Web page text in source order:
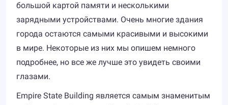
большой картой памяти и несколькими
зарядными устройствами. Очень многие здания
города остаются самыми красивыми и высокими
в мире. Некоторые из них мы опишем немного
подробнее, но все же лучше это увидеть своими
глазами.
Empire State Building является самым знаменитым